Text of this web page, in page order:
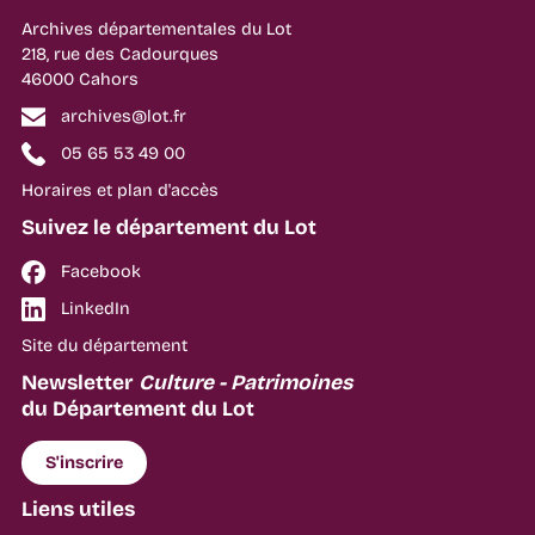
Archives départementales du Lot
218, rue des Cadourques
46000 Cahors
archives@lot.fr
05 65 53 49 00
Horaires et plan d'accès
Suivez le département du Lot
Facebook
LinkedIn
Site du département
Newsletter Culture - Patrimoines
du Département du Lot
S'inscrire
Liens utiles